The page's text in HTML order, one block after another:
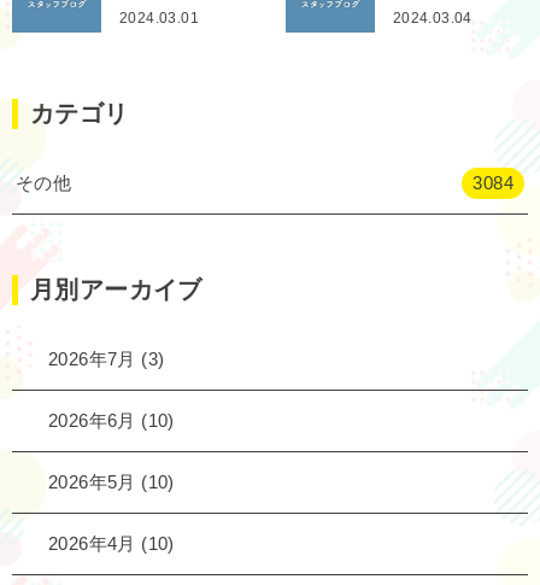
2024.03.01
2024.03.04
カテゴリ
その他 3084
月別アーカイブ
2026年7月 (3)
2026年6月 (10)
2026年5月 (10)
2026年4月 (10)